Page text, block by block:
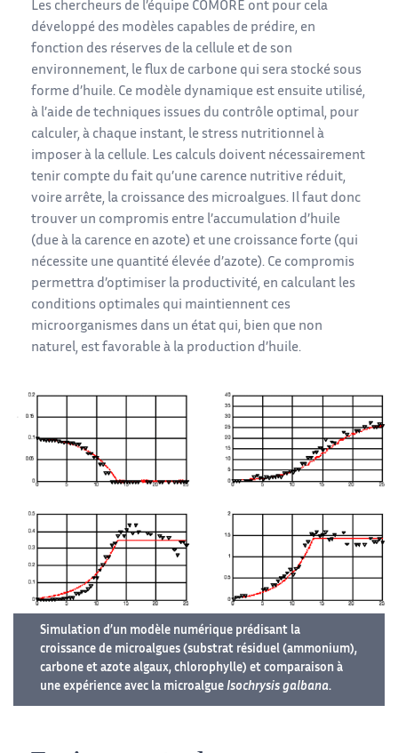
Les chercheurs de l’équipe COMORE ont pour cela
développé des modèles capables de prédire, en
fonction des réserves de la cellule et de son
environnement, le flux de carbone qui sera stocké sous
forme d’huile. Ce modèle dynamique est ensuite utilisé,
à l’aide de techniques issues du contrôle optimal, pour
calculer, à chaque instant, le stress nutritionnel à
imposer à la cellule. Les calculs doivent nécessairement
tenir compte du fait qu’une carence nutritive réduit,
voire arrête, la croissance des microalgues. Il faut donc
trouver un compromis entre l’accumulation d’huile
(due à la carence en azote) et une croissance forte (qui
nécessite une quantité élevée d’azote). Ce compromis
permettra d’optimiser la productivité, en calculant les
conditions optimales qui maintiennent ces
microorganismes dans un état qui, bien que non
naturel, est favorable à la production d’huile.
Simulation d’un modèle numérique prédisant la
croissance de microalgues (substrat résiduel (ammonium),
carbone et azote algaux, chlorophylle) et comparaison à
une expérience avec la microalgue Isochrysis galbana.